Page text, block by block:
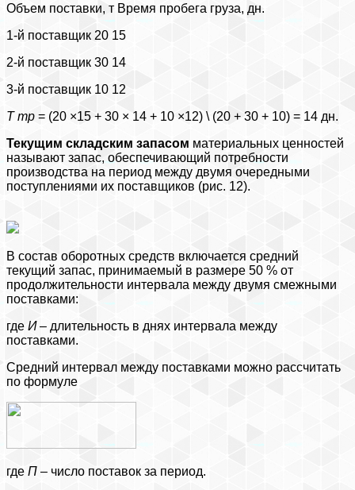
Объем поставки, т Время пробега груза, дн.
1-й поставщик 20 15
2-й поставщик 30 14
3-й поставщик 10 12
Ттр = (20 ×15 + 30 × 14 + 10 ×12) \ (20 + 30 + 10) = 14 дн.
Текущим складским запасом материальных ценностей
называют запас, обеспечивающий потребности
производства на период между двумя очередными
поступлениями их поставщиков (рис. 12).
В состав оборотных средств включается средний
текущий запас, принимаемый в размере 50 % от
продолжительности интервала между двумя смежными
поставками:
где И– длительность в днях интервала между
поставками.
Средний интервал между поставками можно рассчитать
по формуле
где П – число поставок за период.